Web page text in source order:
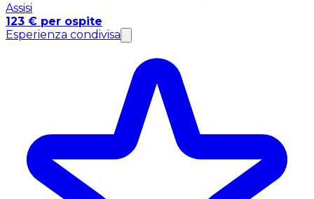
Assisi
123 € per ospite
Esperienza condivisa